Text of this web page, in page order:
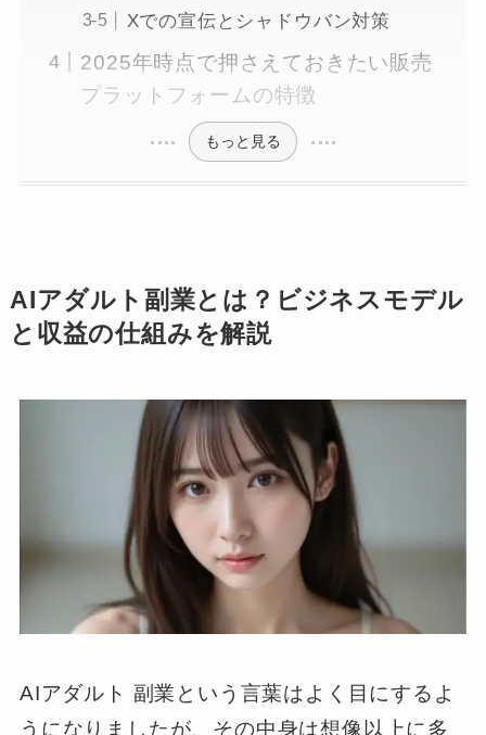
Xでの宣伝とシャドウバン対策
2025年時点で押さえておきたい販売
プラットフォームの特徴
もっと見る
AIアダルト副業とは？ビジネスモデル
と収益の仕組みを解説
AIアダルト 副業という言葉はよく目にするよ
うになりましたが、その中身は想像以上に多